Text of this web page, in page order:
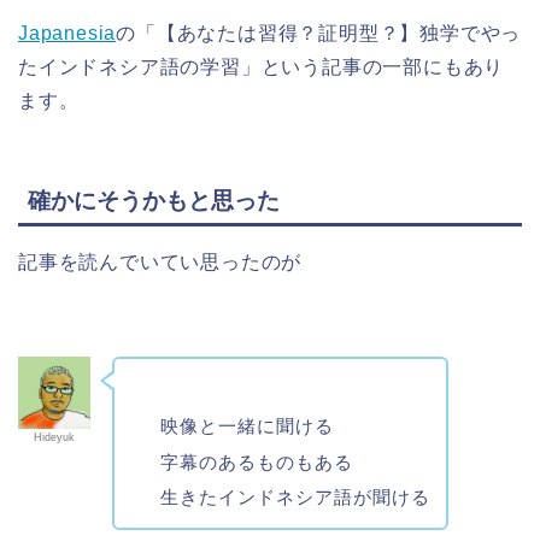
Japanesiaの「【あなたは習得？証明型？】独学でやっ
たインドネシア語の学習」という記事の一部にもあり
ます。
確かにそうかもと思った
記事を読んでいてい思ったのが
Hideyuk
映像と一緒に聞ける
字幕のあるものもある
生きたインドネシア語が聞ける